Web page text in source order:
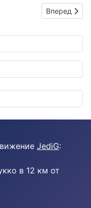
CB1000F Concept
Следующий:
Вперед
JediG:
в 12 км от